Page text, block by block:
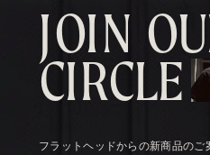
JOIN OU
CIRCLE
フラットヘッドからの新商品のご